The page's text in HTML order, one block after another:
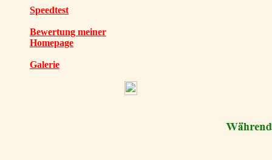
Speedtest
Bewertung meiner
Homepage
Galerie